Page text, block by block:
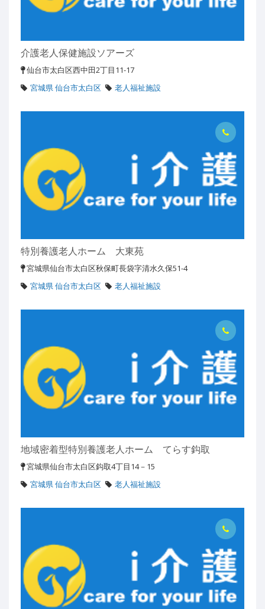
介護老人保健施設ソアーズ
仙台市太白区西中田2丁目11-17
宮城県 仙台市太白区
老人福祉施設
特別養護老人ホーム 大東苑
宮城県仙台市太白区秋保町長袋字清水久保51-4
宮城県 仙台市太白区
老人福祉施設
地域密着型特別養護老人ホーム てらす鈎取
宮城県仙台市太白区鈎取4丁目14－15
宮城県 仙台市太白区
老人福祉施設